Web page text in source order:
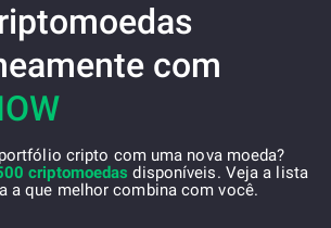
com
cripto com uma nova moeda?
criptomoedas disponíveis. Veja a lista
a que melhor combina com você.